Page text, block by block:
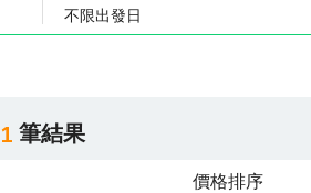
1 筆結果
價格排序